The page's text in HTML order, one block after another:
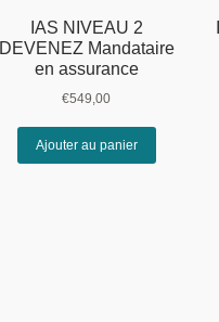
IAS NIVEAU 2
DEVENEZ Mandataire
en assurance
€549,00
Ajouter au panier